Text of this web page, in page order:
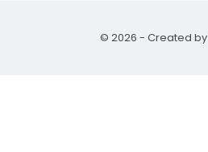
© 2026 - Created by